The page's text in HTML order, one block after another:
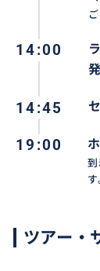
14:00
発
14:45
19:00
到
す
ツアー・